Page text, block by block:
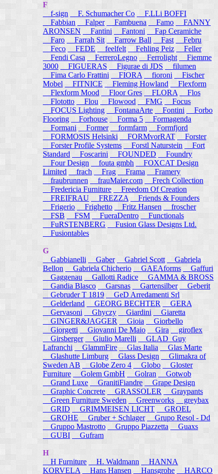
F
f-sign
F. Schumacher Co
F.LLi BOFFI
Fabbian
Falper Fambuena Famo
FANNY
ARONSEN
Fantini Fantoni
Fap Ceramiche
Faro
Farrah Sit Farrow Ball Fast
Febru
Feco
FEDE feelfelt Fehling Peiz
Feller
Fendi Casa
FerreroLegno Ferrolight
Fiemme
3000
FIGUERAS Figurae di JDS
filumen
Fima Carlo Frattini
FIORA fioroni
Fischer
Mobel
FITNICE Fleming Howland
Flexform
Flexform Mood
Floor Gres FLORA
Flos
Flototto
Flou Flowood FMG
Focus
FOCUS Lighting
FontanaArte Fontini
Forbo
Flooring
Forhouse Forma 5
Formagenda
Formani
Former formfarm
Formfjord
FORMOSIS Helsinki
FORMvorRAT
Forster
Forster Profile Systems
Forstl Naturstein
Fort
Standard
Foscarini FOUNDED
Foundry
Four Design
fouta gmbh
FOXCAT Design
Limited
frach Frag Frama
Framery
fraubrunnen
frauMaier.com
Frech Collection
Fredericia Furniture
Freedom Of Creation
FREIFRAU
FREZZA
Friends & Founders
Frigerio
Frighetto Fritz Hansen
froscher
FSB
FSM FueraDentro
Functionals
FuRSTENBERG
Fusion Glass Designs Ltd.
Fusiontables
G
Gabbianelli
Gaber Gabriel Scott
Gabriela
Bellon
Gabriela Chicherio GAEAforms
Gaffuri
Gaggenau
Gallotti Radice
GAMMA & BROSS
Gandia Blasco
Garsnas Gartensilber
Geberit
Gebruder T 1819
GeD Arredamenti Srl
Gelderland
GEORG BECHTER
GERA
Gervasoni
Ghyczy Giardini
Giaretta
GINGER&JAGGER
Gioia
Giorbello
Giorgetti
Giovanni De Maio Gira
giroflex
Girsberger
Giulio Marelli
GLAD_Guy
Lafranchi
GlammFire Glas Italia
Glas Marte
Glashutte Limburg
Glass Design
Glimakra of
Sweden AB
Globe Zero 4 Globo
Gloster
Furniture
Golem GmbH Golran
Gotwob
Grand Luxe
GranitiFiandre
Grape Design
Graphic Concrete
GRASSOLER
Graypants
Green Furniture Sweden
Greenworks
greybax
GRID
GRIMMEISEN LICHT
GROEL
GROHE
Gruber + Schlager
Grupo Resol - Dd
Gruppo Mastrotto
Gruppo Piazzetta
Guaxs
GUBI
Gufram
H
H Furniture
H. Waldmann
HANNA
KORVELA
Hans Hansen Hansgrohe HARCO